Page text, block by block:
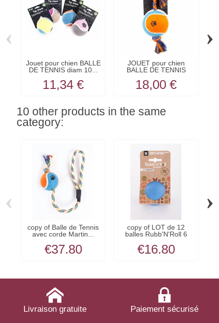
Jouet pour chien BALLE
DE TENNIS diam 10...
11,34 €
JOUET pour chien
BALLE DE TENNIS
18,00 €
‹ ›
10 other products in the same
category:
copy of Balle de Tennis
avec corde Martin...
€37.80
copy of LOT de 12
balles Rubb'N'Roll 6
€16.80
‹ ›
Livraison gratuite Paiement sécurisé